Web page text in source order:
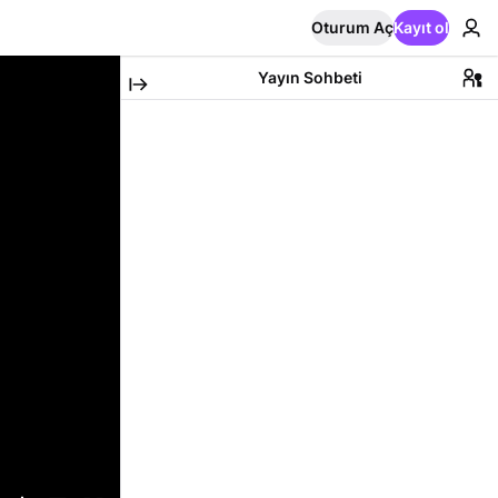
Oturum AçKayıt ol
Yayın Sohbeti